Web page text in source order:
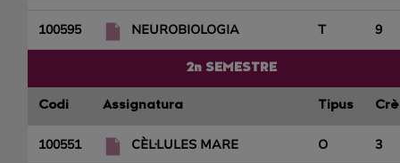
100595 NEUROBIOLOGIA T 9
2n SEMESTRE
Codi Assignatura Tipus
100551 CÈL·LULES MARE O 3